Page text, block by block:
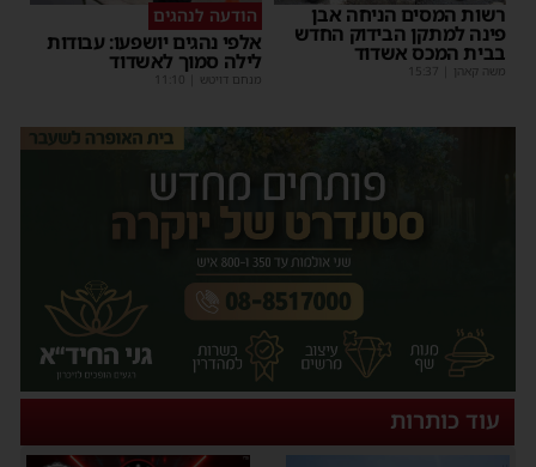
רשות המסים הניחה אבן
פינה למתקן הבידוק החדש
בבית המכס אשדוד
משה קאהן 15:37
הודעה לנהגים
אלפי נהגים יושפעו: עבודות
לילה סמוך לאשדוד
מנחם דויטש 11:10
עוד כותרות